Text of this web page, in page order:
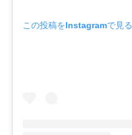
この投稿をInstagramで見る